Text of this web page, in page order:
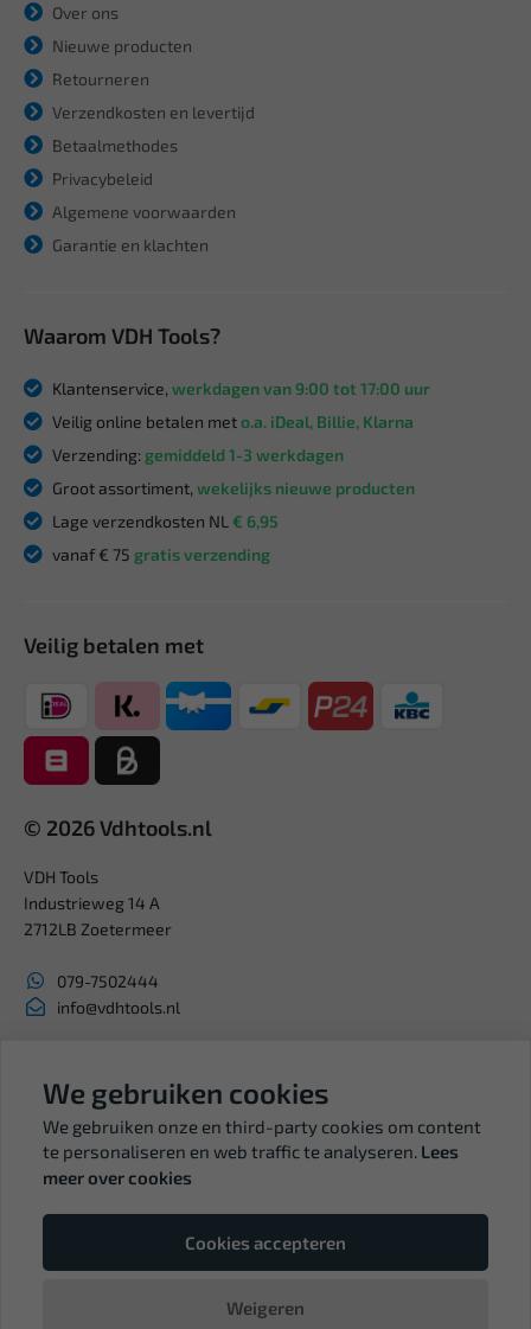
Over ons
Nieuwe producten
Retourneren
Verzendkosten en levertijd
Betaalmethodes
Privacybeleid
Algemene voorwaarden
Garantie en klachten
Waarom VDH Tools?
Klantenservice, werkdagen van 9:00 tot 17:00 uur
Veilig online betalen meto.a. iDeal, Billie, Klarna
Verzending: gemiddeld 1-3 werkdagen
Groot assortiment, wekelijks nieuwe producten
Lage verzendkosten NL € 6,95
vanaf € 75 gratis verzending
Veilig betalen met
© 2026 Vdhtools.nl
VDH Tools
Industrieweg 14 A
2712LB Zoetermeer
079-7502444
info@vdhtools.nl
BTW: NL819958657B01
We gebruiken cookies
We gebruiken onze en third-party cookies om content
te personaliseren en web traffic te analyseren. Lees
meer over cookies
Cookies accepteren
Weigeren